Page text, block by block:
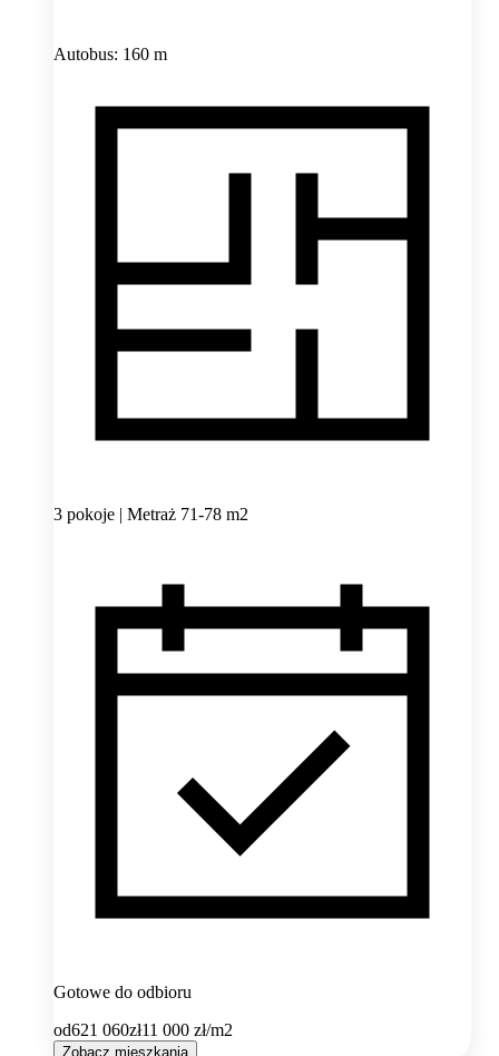
Autobus: 160 m
3 pokoje | Metraż 71-78 m2
Gotowe do odbioru
od621 060zł11 000 zł/m2
Zobacz mieszkania